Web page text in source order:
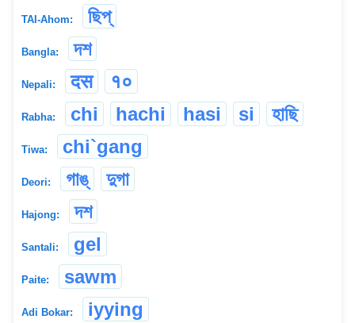
TAI-Ahom: ছিপ্
Bangla: দশ
Nepali: दस १०
Rabha: chi hachi hasi si হাছি
Tiwa: chi`gang
Deori: গাঙ্‌ দুগা
Hajong: দশ
Santali: gel
Paite: sawm
Adi Bokar: iyying